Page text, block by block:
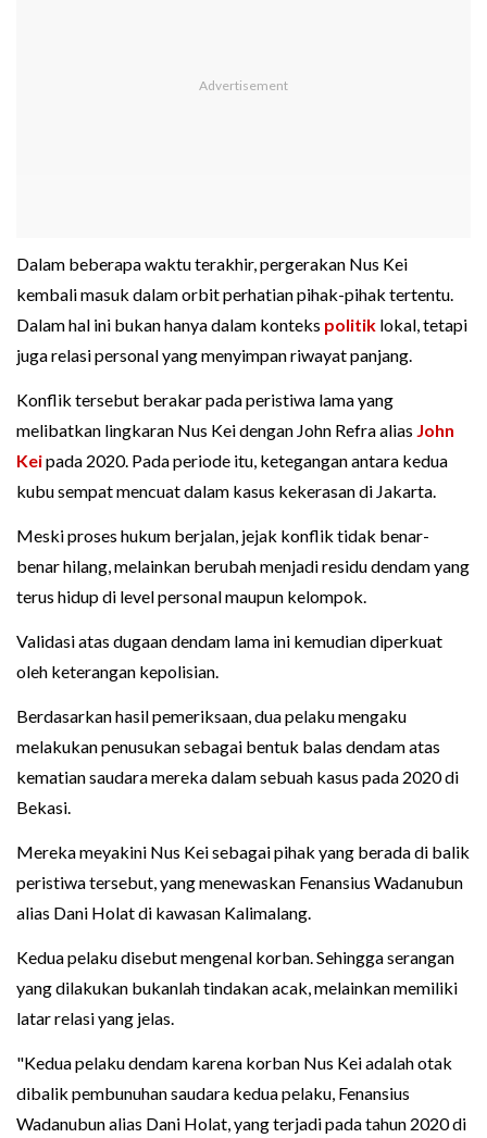
Dalam beberapa waktu terakhir, pergerakan Nus Kei
kembali masuk dalam orbit perhatian pihak-pihak tertentu.
Dalam hal ini bukan hanya dalam konteks politik lokal, tetapi
juga relasi personal yang menyimpan riwayat panjang.
Konflik tersebut berakar pada peristiwa lama yang
melibatkan lingkaran Nus Kei dengan John Refra alias John
Keipada 2020. Pada periode itu, ketegangan antara kedua
kubu sempat mencuat dalam kasus kekerasan di Jakarta.
Meski proses hukum berjalan, jejak konflik tidak benar-
benar hilang, melainkan berubah menjadi residu dendam yang
terus hidup di level personal maupun kelompok.
Validasi atas dugaan dendam lama ini kemudian diperkuat
oleh keterangan kepolisian.
Berdasarkan hasil pemeriksaan, dua pelaku mengaku
melakukan penusukan sebagai bentuk balas dendam atas
kematian saudara mereka dalam sebuah kasus pada 2020 di
Bekasi.
Mereka meyakini Nus Kei sebagai pihak yang berada di balik
peristiwa tersebut, yang menewaskan Fenansius Wadanubun
alias Dani Holat di kawasan Kalimalang.
Kedua pelaku disebut mengenal korban. Sehingga serangan
yang dilakukan bukanlah tindakan acak, melainkan memiliki
latar relasi yang jelas.
"Kedua pelaku dendam karena korban Nus Kei adalah otak
dibalik pembunuhan saudara kedua pelaku, Fenansius
Wadanubun alias Dani Holat, yang terjadi pada tahun 2020 di